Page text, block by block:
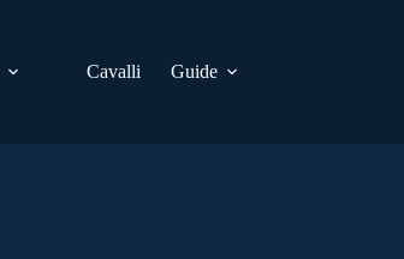
Cavalli Guide